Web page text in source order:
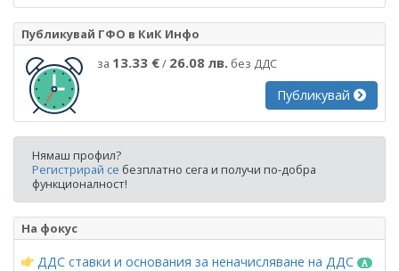
Публикувай ГФО в КиК Инфо
за 13.33 €/ 26.08 лв. без ДДС
Публикувай
Нямаш профил?
Регистрирай се безплатно сега и получи по-добра
функционалност!
На фокус
ДДС ставки и основания за неначисляване на ДДС